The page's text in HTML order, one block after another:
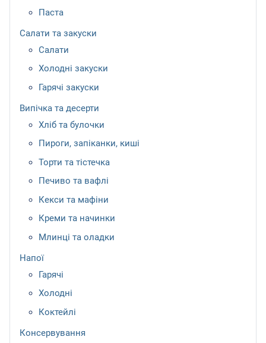
Паста
Салати та закуски
Салати
Холодні закуски
Гарячі закуски
Випічка та десерти
Хліб та булочки
Пироги, запіканки, киші
Торти та тістечка
Печиво та вафлі
Кекси та мафіни
Креми та начинки
Млинці та оладки
Напої
Гарячі
Холодні
Коктейлі
Консервування